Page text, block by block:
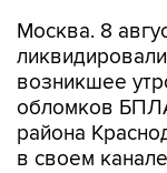
Москва. 8
возникшее
обломков
района
в своем